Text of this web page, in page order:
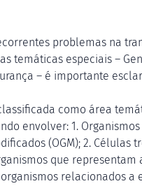
problemas na
temáticas especiais –
– é importante
como área
envolver: 1. Organismos
(OGM); 2. Células
que representam
relacionados a